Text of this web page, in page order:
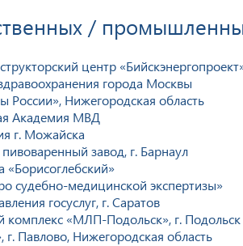
/
центр
города Москвы
России», Нижегородская область
Академия МВД
г. Можайска
завод, г. Барнаул
«Борисоглебский»
судебно-медицинской экспертизы»
госуслуг, г. Саратов
комплекс «МЛП-Подольск», г. Подольск
Павлово, Нижегородская область